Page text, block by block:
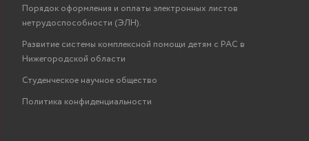
Порядок оформления и оплаты электронных листов
нетрудоспособности (ЭЛН).
Развитие системы комплексной помощи детям с РАС в
Нижегородской области
Студенческое научное общество
Политика конфиденциальности